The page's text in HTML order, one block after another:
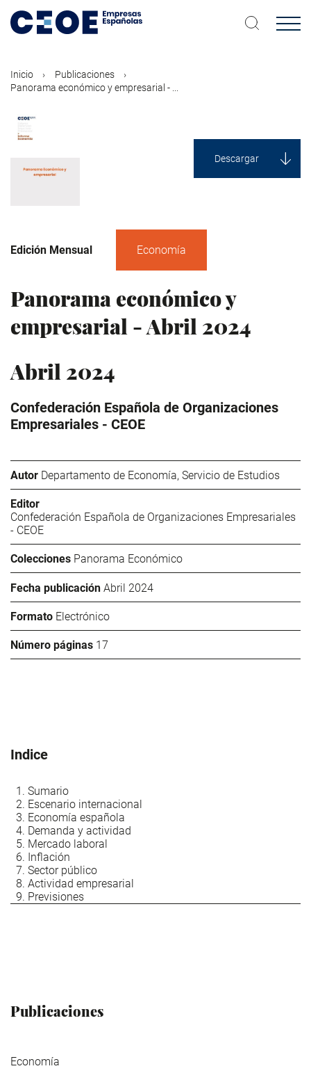
contenido
Inicio
Publicaciones
Panorama económico y empresarial - ...
Descargar
Edición Mensual Economía
Panorama económico y
empresarial - Abril 2024
Abril 2024
Confederación Española de Organizaciones
Empresariales - CEOE
Autor Departamento de Economía, Servicio de Estudios
Editor
Confederación Española de Organizaciones Empresariales
- CEOE
Colecciones Panorama Económico
Fecha publicación Abril 2024
Formato Electrónico
Número páginas 17
Indice
Sumario
Escenario internacional
Economía española
Demanda y actividad
Mercado laboral
Inflación
Sector público
Actividad empresarial
Previsiones
Publicaciones
Economía